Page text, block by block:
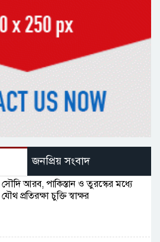
জনপ্রিয় সংবাদ
সৌদি আরব, পাকিস্তান ও তুরস্কের মধ্যে
যৌথ প্রতিরক্ষা চুক্তি স্বাক্ষর